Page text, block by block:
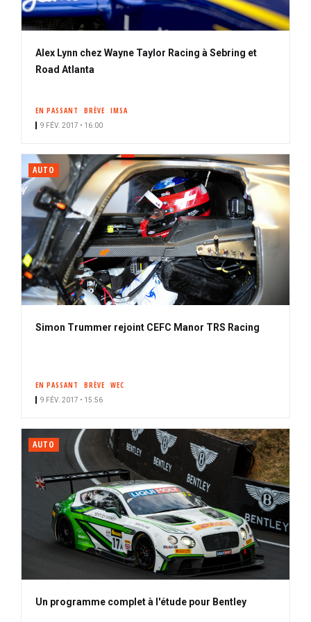
Alex Lynn chez Wayne Taylor Racing à Sebring et
Road Atlanta
EN PASSANT BRÈVE IMSA
9 FÉV. 2017 • 16:00
AUTO
Simon Trummer rejoint CEFC Manor TRS Racing
EN PASSANT BRÈVE WEC
9 FÉV. 2017 • 15:56
AUTO
Un programme complet à l'étude pour Bentley